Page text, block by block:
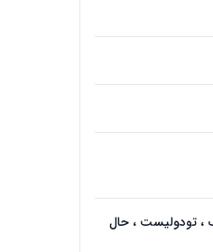
، تودولیست ، حال